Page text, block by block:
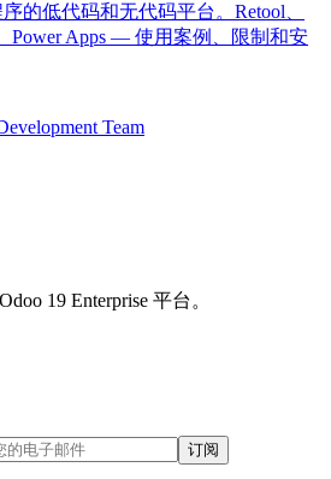
的低代码和无代码平台。Retool、
Power Apps — 使用案例、限制和安
Team
19 Enterprise 平台。
订阅